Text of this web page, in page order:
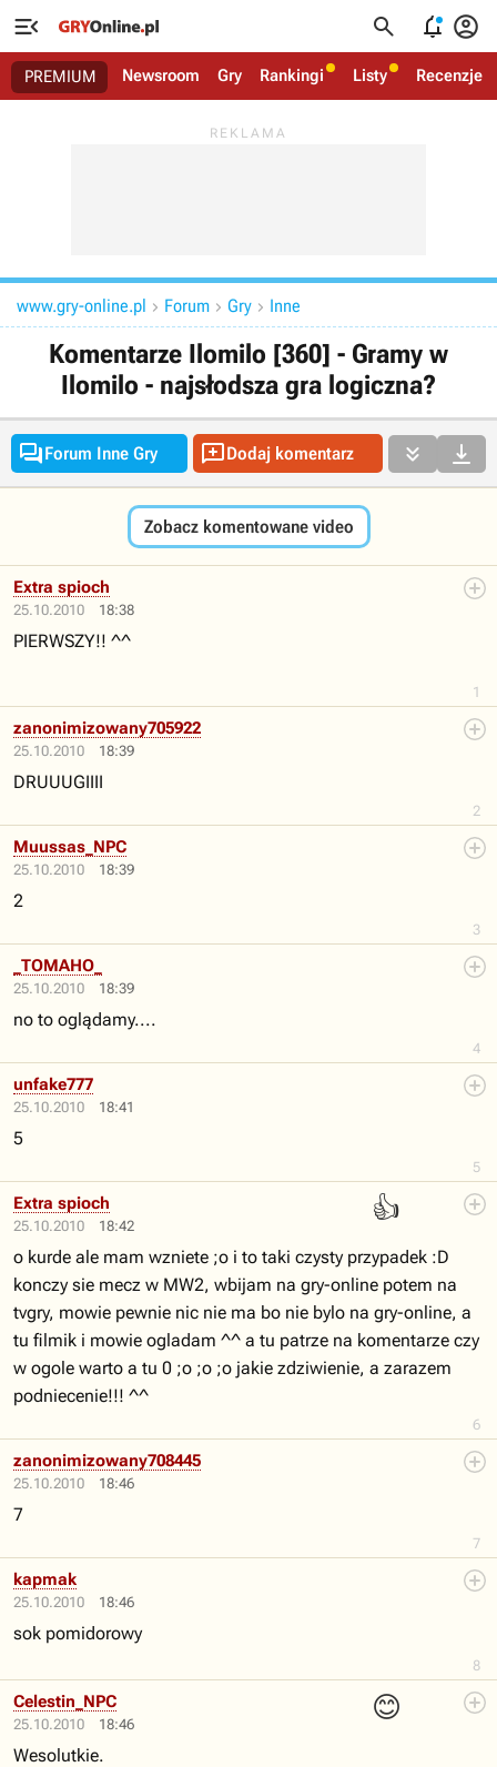
   
PREMIUM Newsroom Gry Rankingi Listy Recenzje
www.gry-online.pl  Forum  Gry  Inne
Komentarze Ilomilo [360] - Gramy w
Ilomilo - najsłodsza gra logiczna?
Forum Inne Gry Dodaj komentarz  
Zobacz komentowane video
25.10.2010 18:38
1
Extra spioch
PIERWSZY!! ^^
25.10.2010 18:39
2
zanonimizowany705922
DRUUUGIIII
25.10.2010 18:39
3
Muussas_NPC
2
25.10.2010 18:39
4
_TOMAHO_
no to oglądamy....
25.10.2010 18:41
5
unfake777
5
25.10.2010 18:42
👍
6
Extra spioch
o kurde ale mam wzniete ;o i to taki czysty przypadek :D
konczy sie mecz w MW2, wbijam na gry-online potem na
tvgry, mowie pewnie nic nie ma bo nie bylo na gry-online, a
tu filmik i mowie ogladam ^^ a tu patrze na komentarze czy
w ogole warto a tu 0 ;o ;o ;o jakie zdziwienie, a zarazem
podniecenie!!! ^^
25.10.2010 18:46
7
zanonimizowany708445
7
25.10.2010 18:46
8
kapmak
sok pomidorowy
25.10.2010 18:46
😊
Celestin_NPC
Wesolutkie.